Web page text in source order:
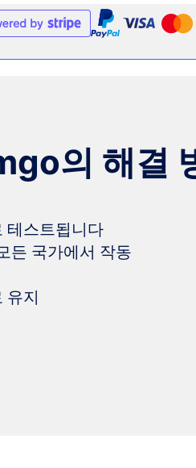
의 해결
테스트됩니다
든 국가에서 작동
유지